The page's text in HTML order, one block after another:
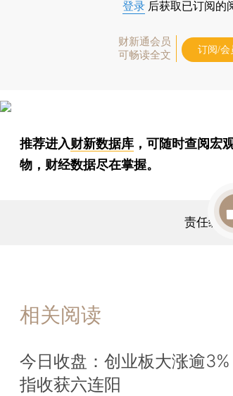
登录 后获取已订阅的
财新通会员
可畅读全文
订阅/会
推荐进入财新数据库 ，可随时查阅宏
物，财经数据尽在掌握。
责任编
相关阅读
今日收盘：创业板大涨逾
指收获六连阳